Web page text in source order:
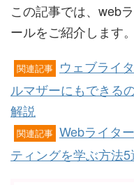
この記事では、web
ールをご紹介します。
関連記事
ウェブライ
ルマザーにもできる
解説
関連記事 Webライタ
ティングを学ぶ方法5